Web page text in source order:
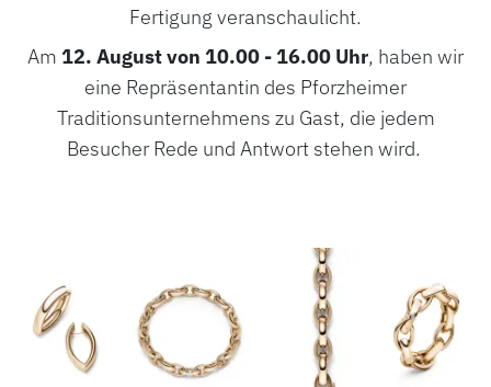
ACCESSOIRES
ÜBER UNS
Fertigung veranschaulicht.
Am 12. August von 10.00 - 16.00 Uhr, haben wir
eine Repräsentantin des Pforzheimer
Traditionsunternehmens zu Gast, die jedem
Besucher Rede und Antwort stehen wird.